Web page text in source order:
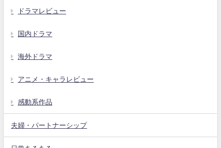
ドラマレビュー
国内ドラマ
海外ドラマ
アニメ・キャラレビュー
感動系作品
夫婦・パートナーシップ